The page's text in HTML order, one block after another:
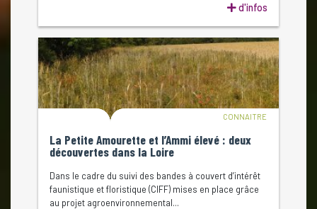
d'infos
CONNAITRE
La Petite Amourette et l’Ammi élevé : deux
découvertes dans la Loire
Dans le cadre du suivi des bandes à couvert d’intérêt
faunistique et floristique (CIFF) mises en place grâce
au projet agroenvironnemental...